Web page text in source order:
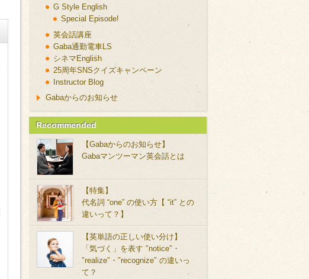
G Style English
Special Episode!
英会話講座
Gaba通勤電車LS
シネマEnglish
25周年SNSクイズキャンペーン
Instructor Blog
Gabaからのお知らせ
Recommended
【Gabaからのお知らせ】
Gabaマンツーマン英会話とは
【特集】
代名詞 “one” の使い方【 “it” との
違いって？】
【英単語の正しい使い分け】
「気づく」を表す ″notice″・
″realize″・″recognize″ の違いっ
て？